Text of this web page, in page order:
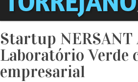
Startup
Laboratório Verde
empresarial